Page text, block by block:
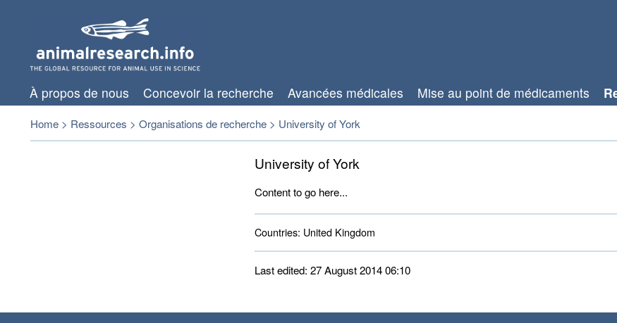
À propos de nous Concevoir la recherche Avancées médicales Mise au point de médicaments
Home > Ressources > Organisations de recherche > University of York
University of York
Content to go here...
Countries: United Kingdom
Last edited: 27 August 2014 06:10